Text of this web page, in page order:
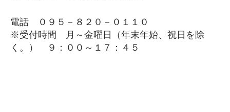
電話 ０９５－８２０－０１１０
※受付時間 月～金曜日（年末年始、祝日を除
く。） ９：００～１７：４５